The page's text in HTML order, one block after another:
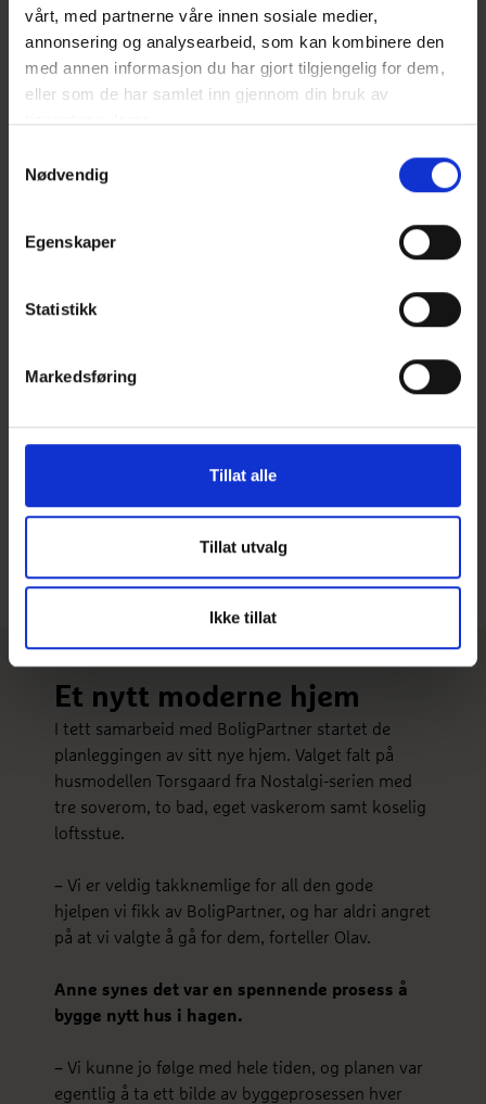
vårt, med partnerne våre innen sosiale medier,
annonsering og analysearbeid, som kan kombinere den
med annen informasjon du har gjort tilgjengelig for dem,
eller som de har samlet inn gjennom din bruk av
tjenestene deres.
Nødvendig
Egenskaper
Statistikk
Markedsføring
Tillat alle
Tillat utvalg
Ikke tillat
1/6
Et nytt moderne hjem
I tett samarbeid med BoligPartner startet de
planleggingen av sitt nye hjem. Valget falt på
husmodellen Torsgaard fra Nostalgi-serien med
tre soverom, to bad, eget vaskerom samt koselig
loftsstue.
– Vi er veldig takknemlige for all den gode
hjelpen vi fikk av BoligPartner, og har aldri angret
på at vi valgte å gå for dem, forteller Olav.
Anne synes det var en spennende prosess å
bygge nytt hus i hagen.
– Vi kunne jo følge med hele tiden, og planen var
egentlig å ta ett bilde av byggeprosessen hver